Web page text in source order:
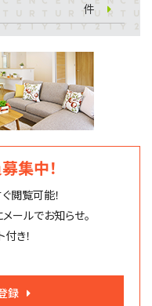
件
集中！
閲覧可能！
ールでお知らせ。
き！
録